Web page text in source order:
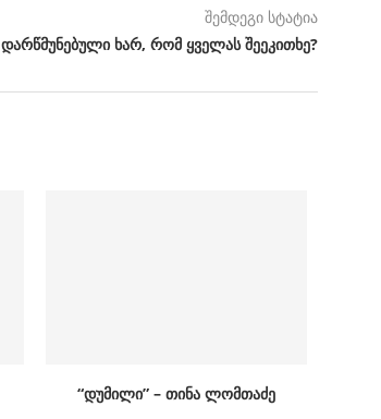
შემდეგი სტატია
დარწმუნებული ხარ, რომ ყველას შეეკითხე?
“დუმილი” – თინა ლომთაძე